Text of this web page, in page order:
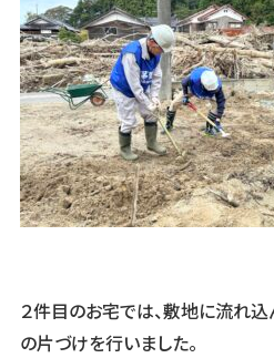
２件目のお宅では、敷地に流れ
の片づけを行いました。